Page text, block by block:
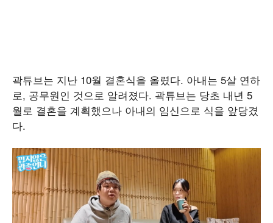
곽튜브는 지난 10월 결혼식을 올렸다. 아내는 5살 연하
로, 공무원인 것으로 알려졌다. 곽튜브는 당초 내년 5
월로 결혼을 계획했으나 아내의 임신으로 식을 앞당겼
다.